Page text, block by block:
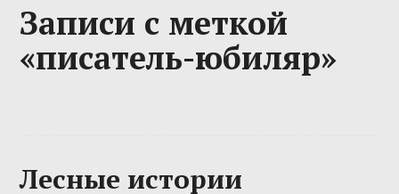
Записи с меткой
«писатель-юбиляр»
Лесные истории